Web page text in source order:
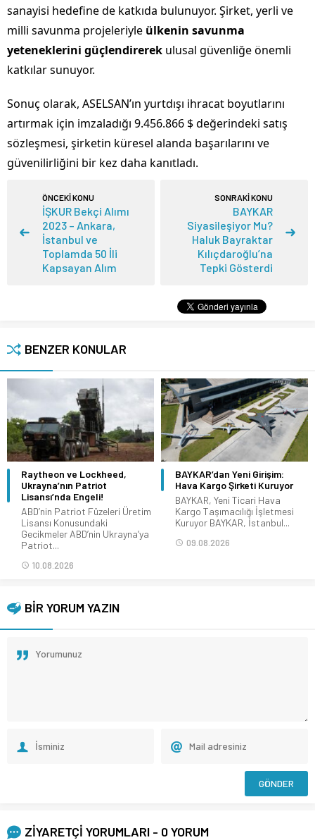
sanayisi hedefine de katkıda bulunuyor. Şirket, yerli ve
milli savunma projeleriyle ülkenin savunma
yeteneklerini güçlendirerek ulusal güvenliğe önemli
katkılar sunuyor.
Sonuç olarak, ASELSAN’ın yurtdışı ihracat boyutlarını
artırmak için imzaladığı 9.456.866 $ değerindeki satış
sözleşmesi, şirketin küresel alanda başarılarını ve
güvenilirliğini bir kez daha kanıtladı.
ÖNCEKİ KONU
İŞKUR Bekçi Alımı
2023 – Ankara,
İstanbul ve
Toplamda 50 İli
Kapsayan Alım
SONRAKİ KONU
BAYKAR
Siyasileşiyor Mu?
Haluk Bayraktar
Kılıçdaroğlu’na
Tepki Gösterdi
BENZER KONULAR
Raytheon ve Lockheed,
Ukrayna’nın Patriot
Lisansı’nda Engeli!
ABD’nin Patriot Füzeleri Üretim
Lisansı Konusundaki
Gecikmeler ABD’nin Ukrayna’ya
Patriot...
10.08.2026
BAYKAR’dan Yeni Girişim:
Hava Kargo Şirketi Kuruyor
BAYKAR, Yeni Ticari Hava
Kargo Taşımacılığı İşletmesi
Kuruyor BAYKAR, İstanbul...
09.08.2026
BİR YORUM YAZIN
ZİYARETÇİ YORUMLARI - 0 YORUM